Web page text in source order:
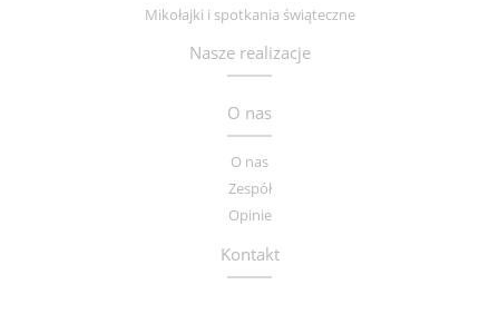
Mikołajki i spotkania świąteczne
Nasze realizacje
O nas
O nas
Zespół
Opinie
Kontakt